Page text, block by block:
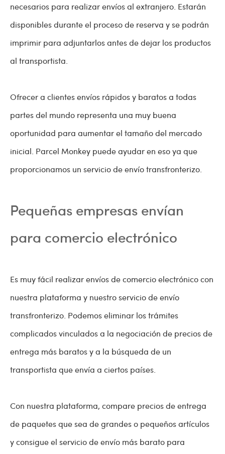
necesarios para realizar envíos al extranjero. Estarán
disponibles durante el proceso de reserva y se podrán
imprimir para adjuntarlos antes de dejar los productos
al transportista.
Ofrecer a clientes envíos rápidos y baratos a todas
partes del mundo representa una muy buena
oportunidad para aumentar el tamaño del mercado
inicial. Parcel Monkey puede ayudar en eso ya que
proporcionamos un servicio de envío transfronterizo.
Pequeñas empresas envían
para comercio electrónico
Es muy fácil realizar envíos de comercio electrónico con
nuestra plataforma y nuestro servicio de envío
transfronterizo. Podemos eliminar los trámites
complicados vinculados a la negociación de precios de
entrega más baratos y a la búsqueda de un
transportista que envía a ciertos países.
Con nuestra plataforma, compare precios de entrega
de paquetes que sea de grandes o pequeños artículos
y consigue el servicio de envío más barato para